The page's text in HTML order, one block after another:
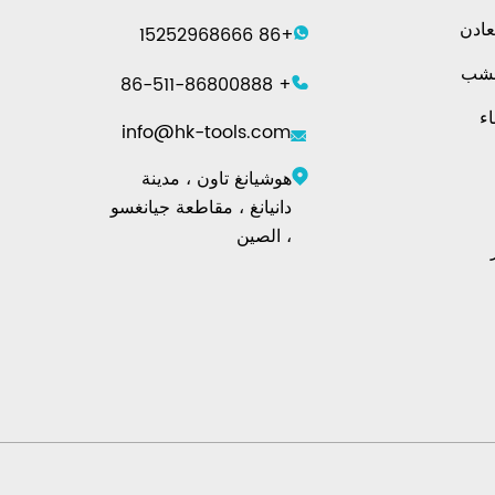
+86 15252968666
+ 86-511-86800888
info@hk-tools.com
هوشيانغ تاون ، مدينة
دانيانغ ، مقاطعة جيانغسو
، الصين